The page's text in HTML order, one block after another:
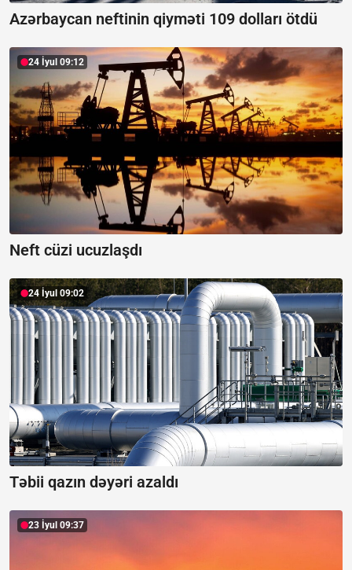
Azərbaycan neftinin qiyməti 109 dolları ötdü
24 İyul 09:12
Neft cüzi ucuzlaşdı
24 İyul 09:02
Təbii qazın dəyəri azaldı
23 İyul 09:37